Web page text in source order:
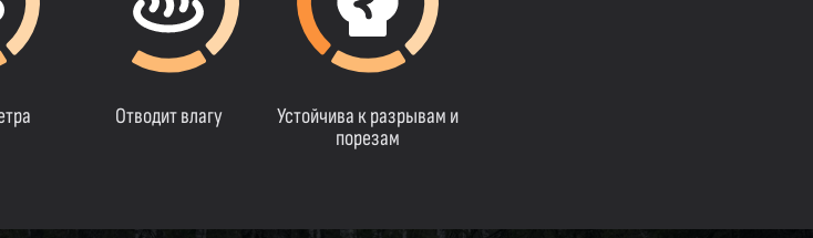
Отводит влагу
Устойчива к разрывам и
порезам